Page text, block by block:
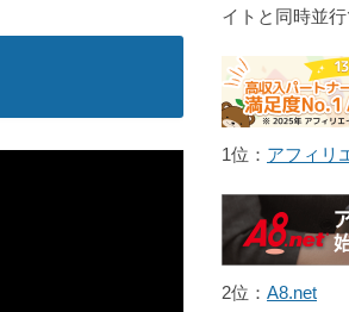
イトと同時並
1位： アフィリ
2位： A8.net